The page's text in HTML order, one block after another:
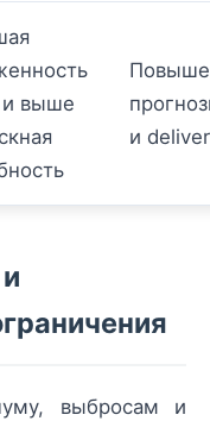
и выше
и
выбросам и